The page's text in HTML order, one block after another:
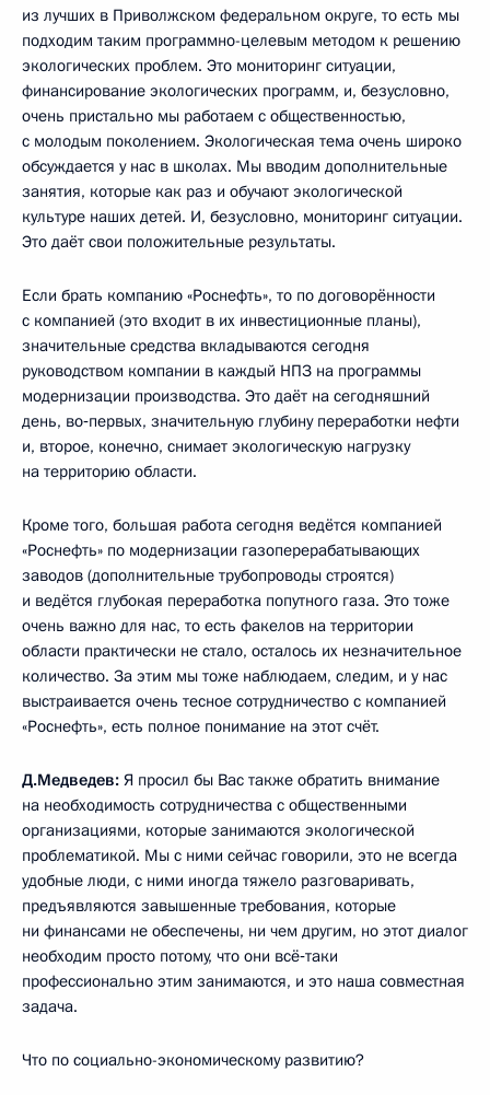
из лучших в Приволжском федеральном округе, то есть мы
подходим таким программно-целевым методом к решению
экологических проблем. Это мониторинг ситуации,
финансирование экологических программ, и, безусловно,
очень пристально мы работаем с общественностью,
с молодым поколением. Экологическая тема очень широко
обсуждается у нас в школах. Мы вводим дополнительные
занятия, которые как раз и обучают экологической
культуре наших детей. И, безусловно, мониторинг ситуации.
Это даёт свои положительные результаты.
Если брать компанию «Роснефть», то по договорённости
с компанией (это входит в их инвестиционные планы),
значительные средства вкладываются сегодня
руководством компании в каждый НПЗ на программы
модернизации производства. Это даёт на сегодняшний
день, во‑первых, значительную глубину переработки нефти
и, второе, конечно, снимает экологическую нагрузку
на территорию области.
Кроме того, большая работа сегодня ведётся компанией
«Роснефть» по модернизации газоперерабатывающих
заводов (дополнительные трубопроводы строятся)
и ведётся глубокая переработка попутного газа. Это тоже
очень важно для нас, то есть факелов на территории
области практически не стало, осталось их незначительное
количество. За этим мы тоже наблюдаем, следим, и у нас
выстраивается очень тесное сотрудничество с компанией
«Роснефть», есть полное понимание на этот счёт.
Д.Медведев: Я просил бы Вас также обратить внимание
на необходимость сотрудничества с общественными
организациями, которые занимаются экологической
проблематикой. Мы с ними сейчас говорили, это не всегда
удобные люди, с ними иногда тяжело разговаривать,
предъявляются завышенные требования, которые
ни финансами не обеспечены, ни чем другим, но этот диалог
необходим просто потому, что они всё‑таки
профессионально этим занимаются, и это наша совместная
задача.
Что по социально-экономическому развитию?